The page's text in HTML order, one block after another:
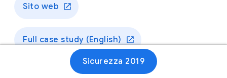
Sito web
Full case study (English)
Full case study (Italiano)
Sicurezza 2019